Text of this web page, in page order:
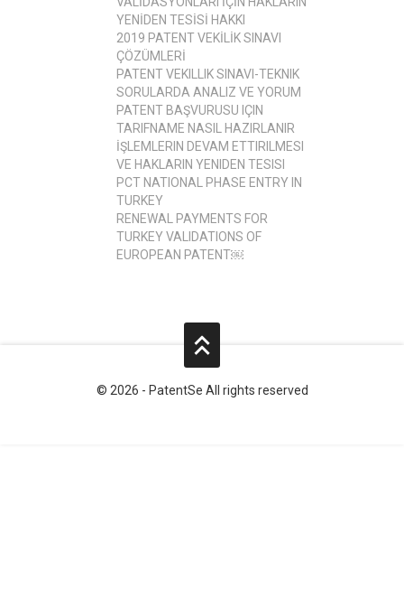
YENİDEN TESİSİ HAKKI
2019 PATENT VEKİLİK SINAVI
ÇÖZÜMLERİ
PATENT VEKILLIK SINAVI-TEKNIK
SORULARDA ANALIZ VE YORUM
PATENT BAŞVURUSU IÇIN
TARIFNAME NASIL HAZIRLANIR
İŞLEMLERIN DEVAM ETTIRILMESI
VE HAKLARIN YENIDEN TESISI
PCT NATIONAL PHASE ENTRY IN
TURKEY
RENEWAL PAYMENTS FOR
TURKEY VALIDATIONS OF
EUROPEAN PATENT￼
© 2026 - PatentSe All rights reserved